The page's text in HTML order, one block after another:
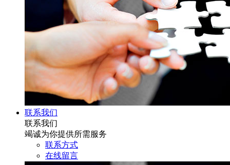
联系我们
联系我们
竭诚为你提供所需服务
联系方式
在线留言